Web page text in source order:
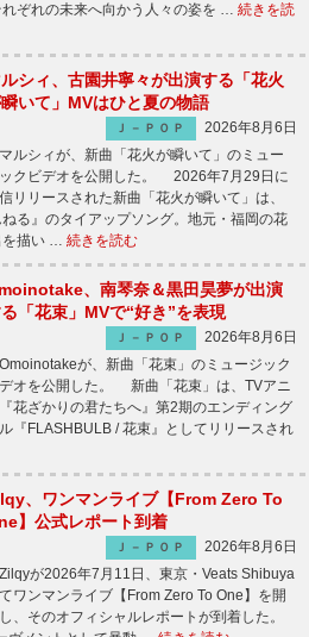
ぞれの未来へ向かう人々の姿を … 続きを読
シィ、古園井寧々が出演する「花火
いて」MVはひと夏の物語
Ｊ－ＰＯＰ
2026年8月6日
ルシィが、新曲「花火が瞬いて」のミュー
クビデオを公開した。 2026年7月29日に
リリースされた新曲「花火が瞬いて」は、
る』のタイアップソング。地元・福岡の花
を描い … 続きを読む
、南琴奈＆黒田昊夢が出演
「花束」MVで“好き”を表現
Ｊ－ＰＯＰ
2026年8月6日
が、新曲「花束」のミュージック
オを公開した。 新曲「花束」は、TVアニ
花ざかりの君たちへ』第2期のエンディング
『FLASHBULB / 花束』としてリリースされ
、ワンマンライブ【From Zero To
】公式レポート到着
Ｊ－ＰＯＰ
2026年8月6日
が2026年7月11日、東京・Veats Shibuya
ワンマンライブ【From Zero To One】を開
、そのオフィシャルレポートが到着した。